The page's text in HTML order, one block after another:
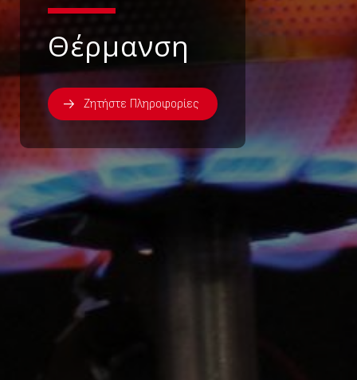
Θέρμανση
Ζητήστε Πληροφορίες